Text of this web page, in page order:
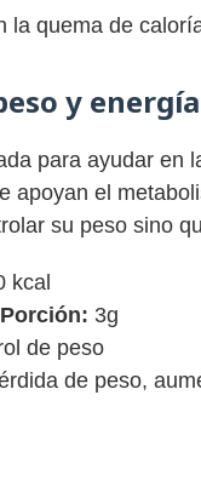
la quema de
y energía
para ayudar en
apoyan el
su peso sino
kcal
3g
de peso
de peso,